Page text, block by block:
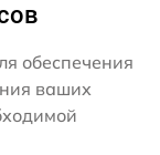
обеспечения
ваших